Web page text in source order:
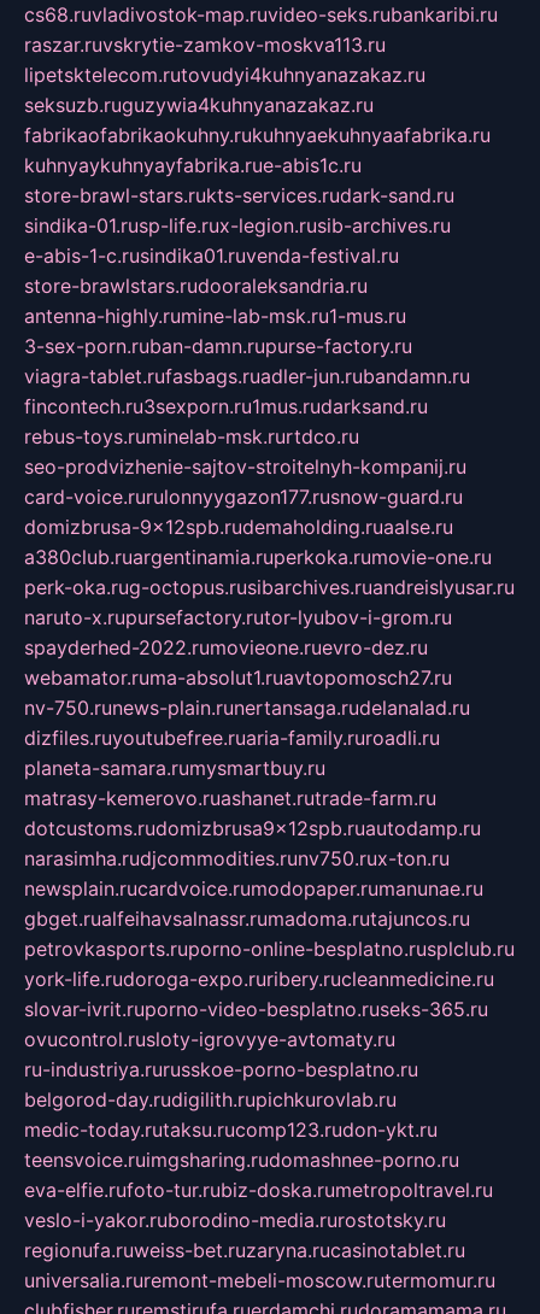
cs68.ruvladivostok-map.ruvideo-seks.rubankaribi.ru
raszar.ruvskrytie-zamkov-moskva113.ru
lipetsktelecom.rutovudyi4kuhnyanazakaz.ru
seksuzb.ruguzywia4kuhnyanazakaz.ru
fabrikaofabrikaokuhny.rukuhnyaekuhnyaafabrika.ru
kuhnyaykuhnyayfabrika.rue-abis1c.ru
store-brawl-stars.rukts-services.rudark-sand.ru
sindika-01.rusp-life.rux-legion.rusib-archives.ru
e-abis-1-c.rusindika01.ruvenda-festival.ru
store-brawlstars.rudooraleksandria.ru
antenna-highly.rumine-lab-msk.ru1-mus.ru
3-sex-porn.ruban-damn.rupurse-factory.ru
viagra-tablet.rufasbags.ruadler-jun.rubandamn.ru
fincontech.ru3sexporn.ru1mus.rudarksand.ru
rebus-toys.ruminelab-msk.rurtdco.ru
seo-prodvizhenie-sajtov-stroitelnyh-kompanij.ru
card-voice.rurulonnyygazon177.rusnow-guard.ru
domizbrusa-9x12spb.rudemaholding.ruaalse.ru
a380club.ruargentinamia.ruperkoka.rumovie-one.ru
perk-oka.rug-octopus.rusibarchives.ruandreislyusar.ru
naruto-x.rupursefactory.rutor-lyubov-i-grom.ru
spayderhed-2022.rumovieone.ruevro-dez.ru
webamator.ruma-absolut1.ruavtopomosch27.ru
nv-750.runews-plain.runertansaga.rudelanalad.ru
dizfiles.ruyoutubefree.ruaria-family.ruroadli.ru
planeta-samara.rumysmartbuy.ru
matrasy-kemerovo.ruashanet.rutrade-farm.ru
dotcustoms.rudomizbrusa9x12spb.ruautodamp.ru
narasimha.rudjcommodities.runv750.rux-ton.ru
newsplain.rucardvoice.rumodopaper.rumanunae.ru
gbget.rualfeihavsalnassr.rumadoma.rutajuncos.ru
petrovkasports.ruporno-online-besplatno.rusplclub.ru
york-life.rudoroga-expo.ruribery.rucleanmedicine.ru
slovar-ivrit.ruporno-video-besplatno.ruseks-365.ru
ovucontrol.rusloty-igrovyye-avtomaty.ru
ru-industriya.rurusskoe-porno-besplatno.ru
belgorod-day.rudigilith.rupichkurovlab.ru
medic-today.rutaksu.rucomp123.rudon-ykt.ru
teensvoice.ruimgsharing.rudomashnee-porno.ru
eva-elfie.rufoto-tur.rubiz-doska.rumetropoltravel.ru
veslo-i-yakor.ruborodino-media.rurostotsky.ru
regionufa.ruweiss-bet.ruzaryna.rucasinotablet.ru
universalia.ruremont-mebeli-moscow.rutermomur.ru